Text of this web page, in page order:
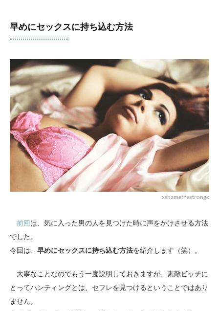
早めにセックスに持ち込む方法
xshamethestrongx
前回 は、気に入った男の人を見つけた時に声をかけさせる方法
でした。
今回は、 早めにセックスに持ち込む方法を紹介します（笑）。
大事なことなのでもう一度説明しておきますが、素敵ビッチに
とってハンティングとは、セフレを見つけるということではあり
ません。